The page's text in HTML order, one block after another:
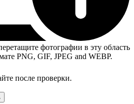
фотографии в эту область
PNG, GIF, JPEG and WEBP.
после проверки.